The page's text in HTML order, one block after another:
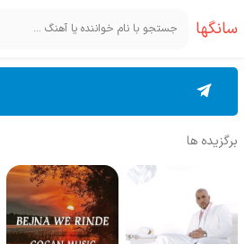
سانگها
برگزیده ها